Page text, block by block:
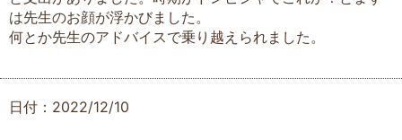
は先生のお顔が浮かびました。
何とか先生のアドバイスで乗り越えられました。
日付：2022/12/10